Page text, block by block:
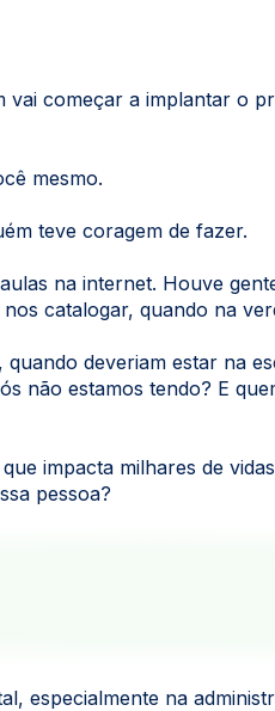
começar a implantar o
mesmo.
teve coragem de fazer.
na internet. Houve
catalogar, quando na
deveriam estar na
não estamos tendo? E
impacta milhares de
pessoa?
especialmente na